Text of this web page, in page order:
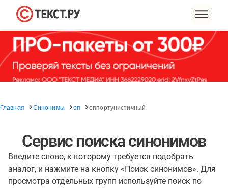
Главная Синонимы оп оппортунистичный
Сервис поиска синонимов
Введите слово, к которому требуется подобрать
аналог, и нажмите на кнопку «Поиск синонимов». Для
просмотра отдельных групп используйте поиск по